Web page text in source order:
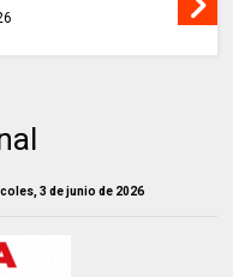
3 de junio de 2026